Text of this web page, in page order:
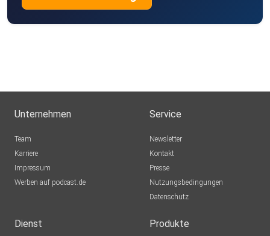
Unternehmen
Team
Karriere
Impressum
Werben auf podcast.de
Service
Newsletter
Kontakt
Presse
Nutzungsbedingungen
Datenschutz
Dienst Produkte